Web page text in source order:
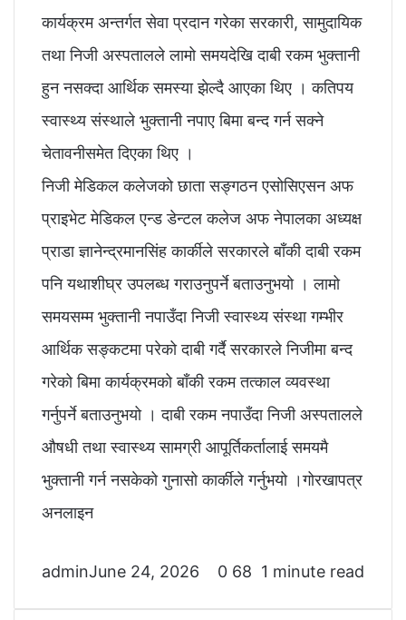
कार्यक्रम अन्तर्गत सेवा प्रदान गरेका सरकारी, सामुदायिक
तथा निजी अस्पतालले लामो समयदेखि दाबी रकम भुक्तानी
हुन नसक्दा आर्थिक समस्या झेल्दै आएका थिए । कतिपय
स्वास्थ्य संस्थाले भुक्तानी नपाए बिमा बन्द गर्न सक्ने
चेतावनीसमेत दिएका थिए ।
निजी मेडिकल कलेजको छाता सङ्गठन एसोसिएसन अफ
प्राइभेट मेडिकल एन्ड डेन्टल कलेज अफ नेपालका अध्यक्ष
प्राडा ज्ञानेन्द्रमानसिंह कार्कीले सरकारले बाँकी दाबी रकम
पनि यथाशीघ्र उपलब्ध गराउनुपर्ने बताउनुभयो । लामो
समयसम्म भुक्तानी नपाउँदा निजी स्वास्थ्य संस्था गम्भीर
आर्थिक सङ्कटमा परेको दाबी गर्दै सरकारले निजीमा बन्द
गरेको बिमा कार्यक्रमको बाँकी रकम तत्काल व्यवस्था
गर्नुपर्ने बताउनुभयो । दाबी रकम नपाउँदा निजी अस्पतालले
औषधी तथा स्वास्थ्य सामग्री आपूर्तिकर्तालाई समयमै
भुक्तानी गर्न नसकेको गुनासो कार्कीले गर्नुभयो ।गोरखापत्र
अनलाइन
adminJune 24, 2026 0 68 1 minute read